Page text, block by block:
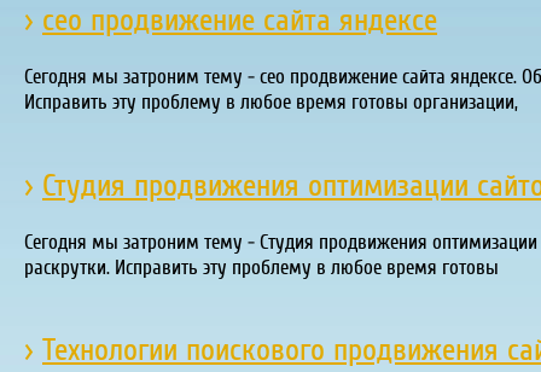
› сео продвижение сайта яндексе
Сегодня мы затроним тему - сео продвижение сайта яндексе.
Исправить эту проблему в любое время готовы организации,
› Студия продвижения оптимизации
Сегодня мы затроним тему - Студия продвижения оптимизации
раскрутки. Исправить эту проблему в любое время готовы
› Технологии поискового продвижения